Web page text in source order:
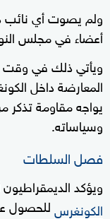
ولم يصوت أي نائب
أعضاء في مجلس
ويأتي ذلك في وقت
المعارضة داخل
يواجه مقاومة تذكر
وسياساته.
فصل السلطات
ويؤكد
الكونغرسللحصول